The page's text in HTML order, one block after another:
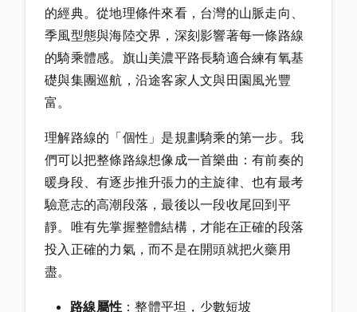
的經典。從地理條件來看，台灣的山脈走向、
季風型態與海陸交界，深刻影響著每一條路線
的騎乘體感。旗山美濃平路長騎適合練有氧基
礎與集團巡航，沿途客家人文與田園風光豐
富。
理解路線的「個性」是規劃騎乘的第一步。我
們可以把整條路線想像成一首樂曲：有前奏的
暖身段、有逐步推升張力的主旋律、也有最考
驗意志的高潮段落，最後以一段收尾回到平
靜。唯有先掌握整體結構，才能在正確的段落
投入正確的力氣，而不是在開頭就把火藥用
盡。
路線屬性 ：整體平坦，少數短坡